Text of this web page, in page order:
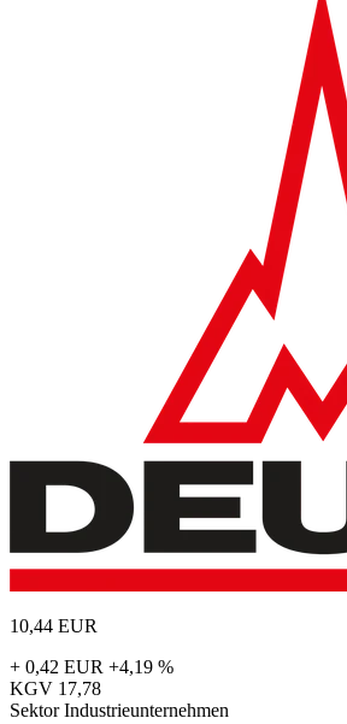
10,44 EUR
+ 0,42 EUR +4,19 %
KGV 17,78
Sektor Industrieunternehmen